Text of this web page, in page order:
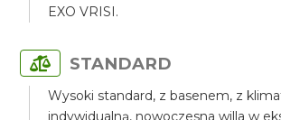
EXO VRISI.
STANDARD
Wysoki standard, z basenem, z
indywidualną, nowoczesna willa w